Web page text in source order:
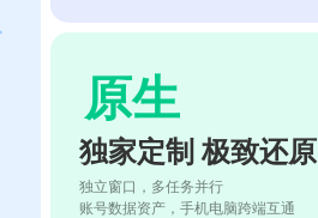
原生
独家定制 极致还原
独立窗口，多任务并行
账号数据资产，手机电脑跨端互通